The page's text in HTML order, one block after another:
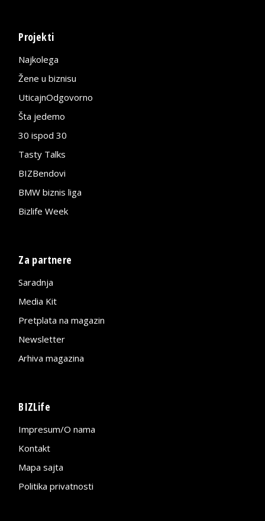
Projekti
Najkolega
Žene u biznisu
UticajnOdgovorno
Šta jedemo
30 ispod 30
Tasty Talks
BIZBendovi
BMW biznis liga
Bizlife Week
Za partnere
Saradnja
Media Kit
Pretplata na magazin
Newsletter
Arhiva magazina
BIZLife
Impresum/O nama
Kontakt
Mapa sajta
Politika privatnosti